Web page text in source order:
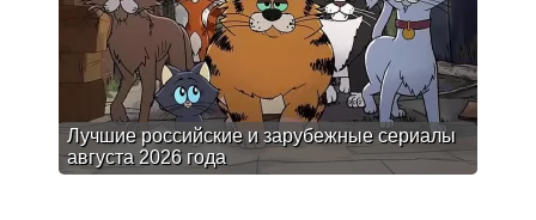
Лучшие российские и зарубежные сериалы
августа 2026 года